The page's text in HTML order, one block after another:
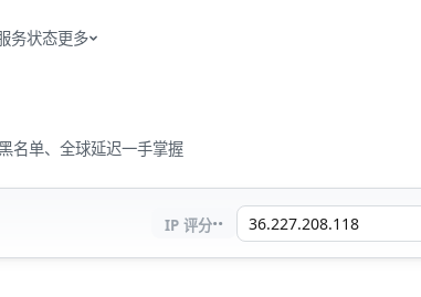
务状态更多
名单、全球延迟一手掌握
IP 评分··